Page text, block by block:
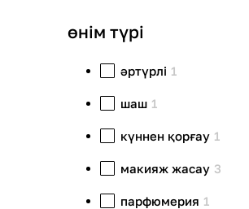
өнім түрі
әртүрлі 1
шаш 1
күннен қорғау 1
макияж жасау 3
парфюмерия 1